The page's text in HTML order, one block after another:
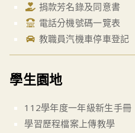
捐款芳名錄及同意書
電話分機號碼一覽表
教職員汽機車停車登記
學生園地
112學年度一年級新生手冊
學習歷程檔案上傳教學